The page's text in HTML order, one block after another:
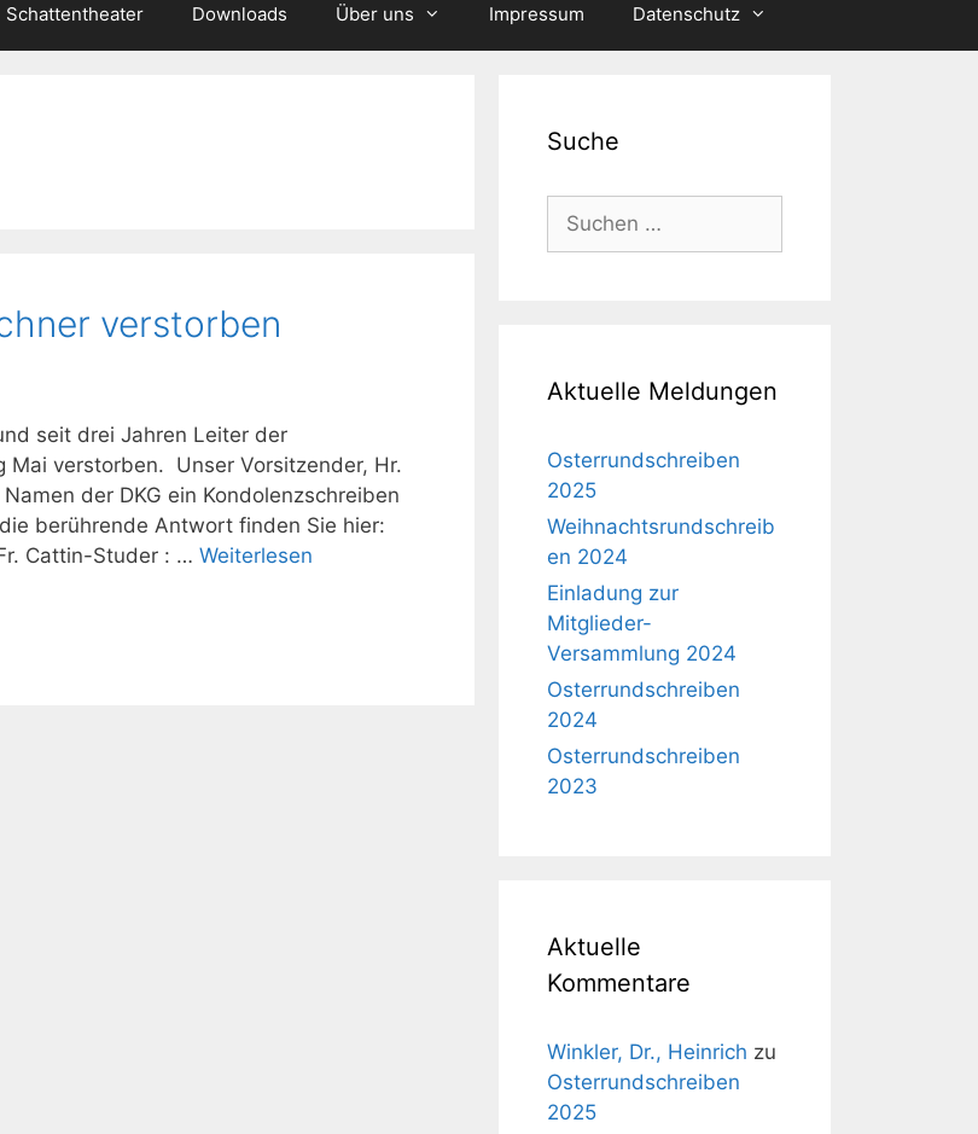
Schattentheater Downloads Über uns Impressum Datenschutz
verstorben
seit drei Jahren Leiter der
Mai verstorben. Unser Vorsitzender, Hr.
der DKG ein Kondolenzschreiben
berührende Antwort finden Sie hier:
Cattin-Studer : … Weiterlesen
Suche
nach:
Aktuelle Meldungen
Osterrundschreiben
2025
Weihnachtsrundschreib
en 2024
Einladung zur
Mitglieder-
Versammlung 2024
Osterrundschreiben
2024
Osterrundschreiben
2023
Aktuelle
Kommentare
Winkler, Dr., Heinrich zu
Osterrundschreiben
2025